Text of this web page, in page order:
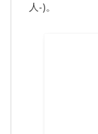
人-)。